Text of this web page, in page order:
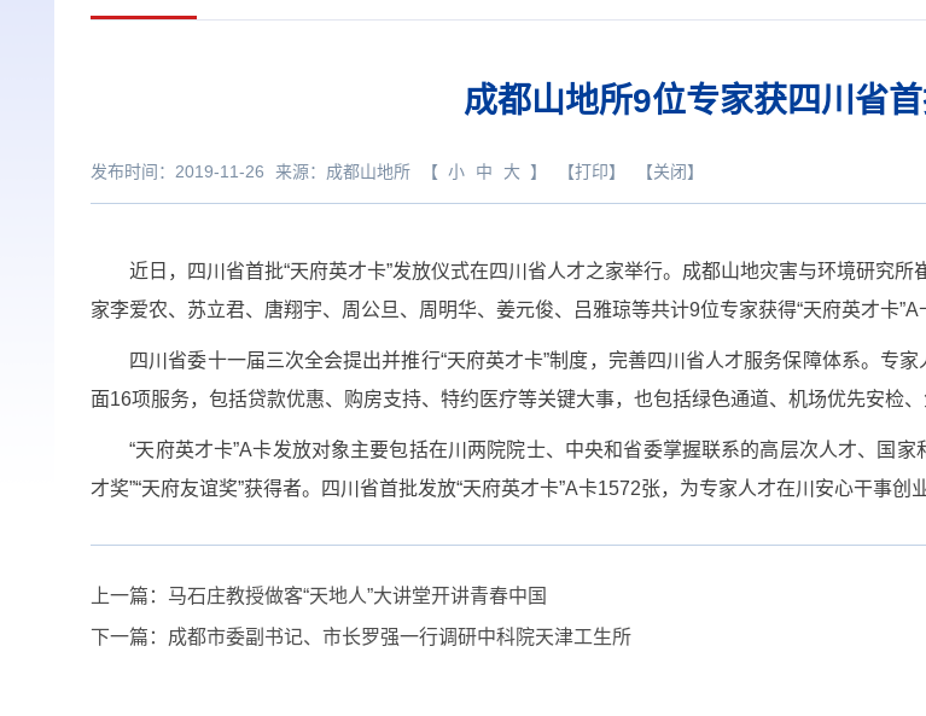
成都山地所9位专家获四川省
发布时间：2019-11-26 来源： 成都山地所 【 小 中 大 】 【打印】 【关闭】
近日，四川省首批“天府英才卡”发放仪式在四川省人才之家举行。成都山地灾害与环境研究所
家李爱农、苏立君、唐翔宇、周公旦、周明华、姜元俊、吕雅琼等共计9位专家获得“天府英才卡”A
四川省委十一届三次全会提出并推行“天府英才卡”制度，完善四川省人才服务保障体系。专
面16项服务，包括贷款优惠、购房支持、特约医疗等关键大事，也包括绿色通道、机场优先安检
“天府英才卡”A卡发放对象主要包括在川两院院士、中央和省委掌握联系的高层次人才、国家
才奖”“天府友谊奖”获得者。四川省首批发放“天府英才卡”A卡1572张，为专家人才在川安心干事创
上一篇： 马石庄教授做客“天地人”大讲堂开讲青春中国
下一篇： 成都市委副书记、市长罗强一行调研中科院天津工生所